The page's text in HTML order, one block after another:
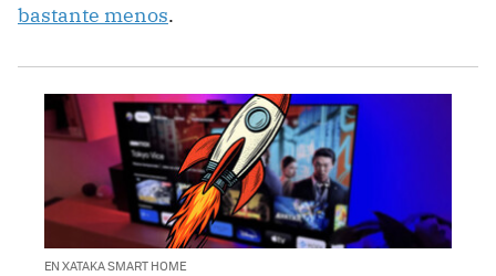
bastante menos.
EN XATAKA SMART HOME